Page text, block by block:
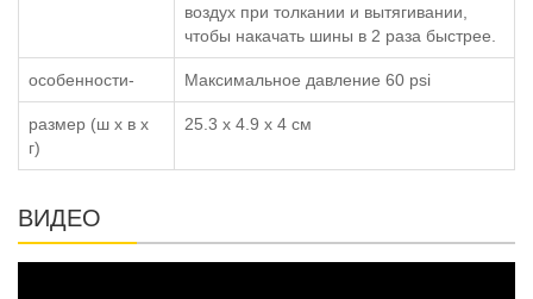
воздух при толкании и вытягивании,
чтобы накачать шины в 2 раза быстрее.
особенности- Максимальное давление 60 psi
размер (ш x в x
г)
25.3 x 4.9 x 4 см
ВИДЕО